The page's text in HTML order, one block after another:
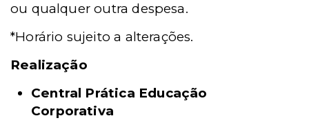
ou qualquer outra despesa.
*Horário sujeito a alterações.
Realização
Central Prática Educação
Corporativa